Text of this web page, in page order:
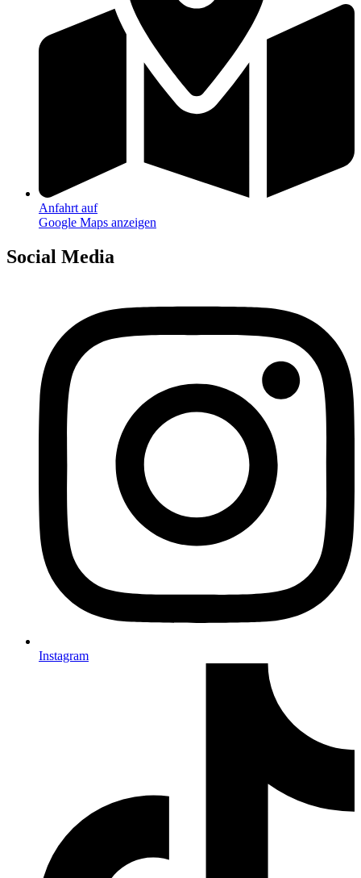
Anfahrt auf
Google Maps anzeigen
Social Media
Instagram